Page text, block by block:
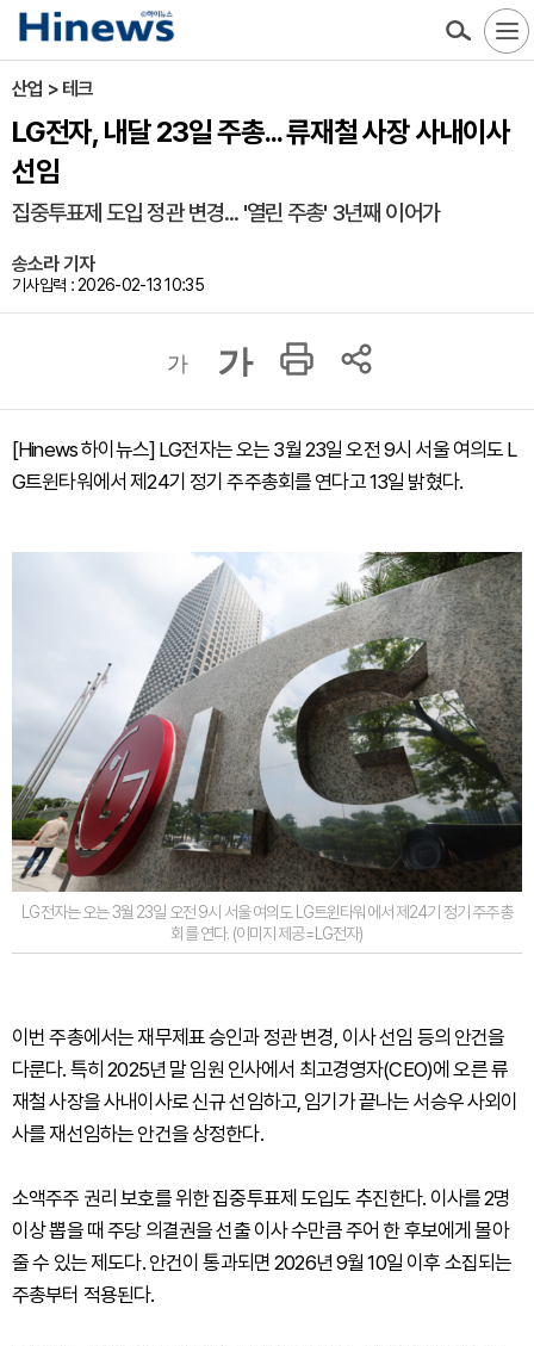
산업 > 테크
LG전자, 내달 23일 주총... 류재철 사장 사내이사
선임
집중투표제 도입 정관 변경... '열린 주총' 3년째 이어가
송소라 기자
기사입력 : 2026-02-13 10:35
가 가
[Hinews 하이뉴스] LG전자는 오는 3월 23일 오전 9시 서울 여의도 L
G트윈타워에서 제24기 정기 주주총회를 연다고 13일 밝혔다.
LG전자는 오는 3월 23일 오전 9시 서울 여의도 LG트윈타워에서 제24기 정기 주주총
회를 연다. (이미지 제공=LG전자)
이번 주총에서는 재무제표 승인과 정관 변경, 이사 선임 등의 안건을
다룬다. 특히 2025년 말 임원 인사에서 최고경영자(CEO)에 오른 류
재철 사장을 사내이사로 신규 선임하고, 임기가 끝나는 서승우 사외이
사를 재선임하는 안건을 상정한다.
소액주주 권리 보호를 위한 집중투표제 도입도 추진한다. 이사를 2명
이상 뽑을 때 주당 의결권을 선출 이사 수만큼 주어 한 후보에게 몰아
줄 수 있는 제도다. 안건이 통과되면 2026년 9월 10일 이후 소집되는
주총부터 적용된다.